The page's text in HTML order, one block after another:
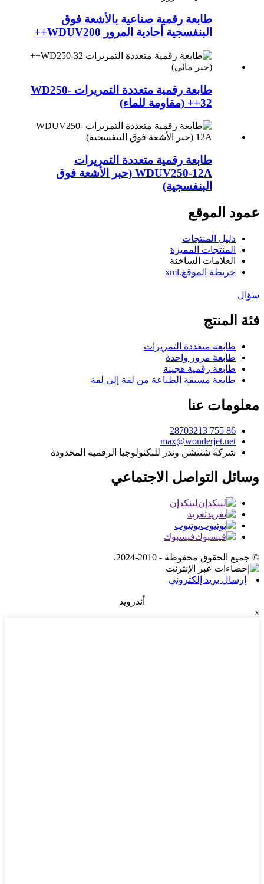
طابعة رقمية صناعية بالأشعة فوق
البنفسجية أحادية المرور WDUV200++
طابعة رقمية متعددة التمريرات WD250-
32++ (مقاومة للماء)
طابعة رقمية متعددة التمريرات
WDUV250-12A (حبر الأشعة فوق
البنفسجية)
عمود الموقع
دليل المنتجات
المنتجات المميزة
العلامات الساخنة
خريطة الموقع.xml
سؤال
فئة المنتج
طابعة متعددة التمريرات
طابعة مرور واحدة
طابعة رقمية هجينة
طابعة مسبقة الطباعة من لفة إلى لفة
معلومات عنا
86 755 28703213
max@wonderjet.net
شركة شنتشن وندر للتكنولوجيا الرقمية المحدودة
وسائل التواصل الاجتماعي
لينكدإن
تغريد
يوتيوب
فيسبوك
© جميع الحقوق محفوظة - 2010-2024.
إرسال بريد إلكتروني
أندرويد
x